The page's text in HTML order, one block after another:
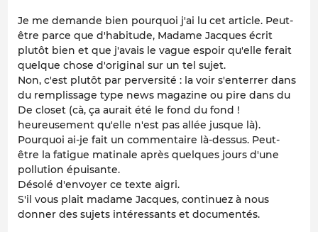
Je me demande bien pourquoi j'ai lu cet article. Peut-
être parce que d'habitude, Madame Jacques écrit
plutôt bien et que j'avais le vague espoir qu'elle ferait
quelque chose d'original sur un tel sujet.
Non, c'est plutôt par perversité : la voir s'enterrer dans
du remplissage type news magazine ou pire dans du
De closet (cà, ça aurait été le fond du fond !
heureusement qu'elle n'est pas allée jusque là).
Pourquoi ai-je fait un commentaire là-dessus. Peut-
être la fatigue matinale après quelques jours d'une
pollution épuisante.
Désolé d'envoyer ce texte aigri.
S'il vous plait madame Jacques, continuez à nous
donner des sujets intéressants et documentés.